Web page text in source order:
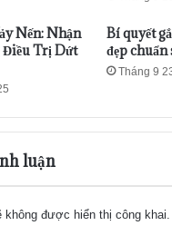
Nến: Nhận
Điều Trị Dứt
Bí quyết
đẹp
Tháng 9
luận
không được hiển thị công khai.